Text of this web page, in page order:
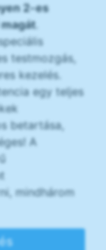
2-es
.
testmozgás,
kezelés.
egy teljes
betartása,
A
mindhárom